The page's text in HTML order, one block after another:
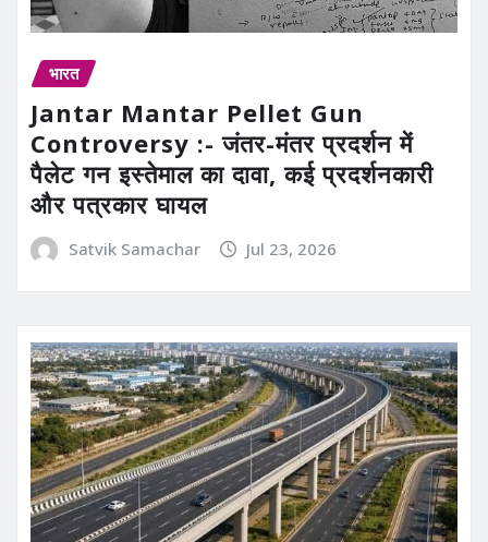
भारत
Jantar Mantar Pellet Gun
Controversy :- जंतर-मंतर प्रदर्शन में
पैलेट गन इस्तेमाल का दावा, कई प्रदर्शनकारी
और पत्रकार घायल
Satvik Samachar Jul 23, 2026